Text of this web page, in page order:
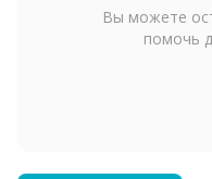
Вы можете
помочь